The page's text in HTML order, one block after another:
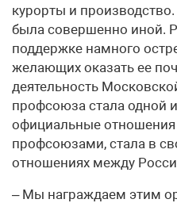
курорты и
была совершенно иной.
поддержке намного
желающих оказать ее
деятельность
профсоюза стала одной
официальные отношения
профсоюзами, стала в
отношениях между
– Мы награждаем этим